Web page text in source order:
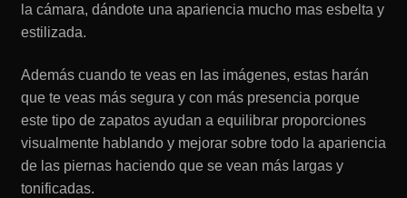
la cámara, dándote una apariencia mucho mas esbelta y
estilizada.
Además cuando te veas en las imágenes, estas harán
que te veas más segura y con más presencia porque
este tipo de zapatos ayudan a equilibrar proporciones
visualmente hablando y mejorar sobre todo la apariencia
de las piernas haciendo que se vean más largas y
tonificadas.